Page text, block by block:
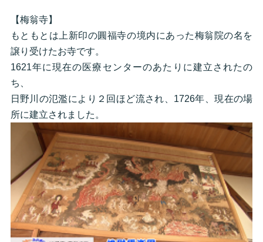
【梅翁寺】
もともとは上新印の圓福寺の境内にあった梅翁院の名を
譲り受けたお寺です。
1621年に現在の医療センターのあたりに建立されたの
ち、
日野川の氾濫により２回ほど流され、1726年、現在の場
所に建立されました。